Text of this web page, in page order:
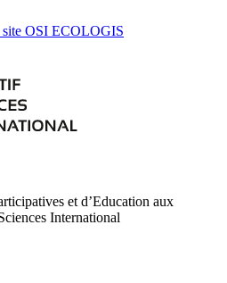
OSI ECOLOGIS
et d’Education aux
International